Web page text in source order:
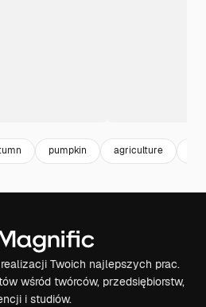
pumpkin agriculture
Twoich najlepszych prac.
wśród twórców, przedsiębiorstw,
i studiów.